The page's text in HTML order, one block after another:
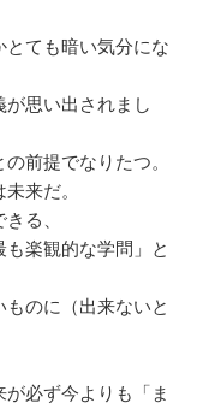
ても暗い気分にな
が思い出されまし
前提でなりたつ。
来だ。
る、
楽観的な学問」と
ものに（出来ないと
が必ず今よりも「ま